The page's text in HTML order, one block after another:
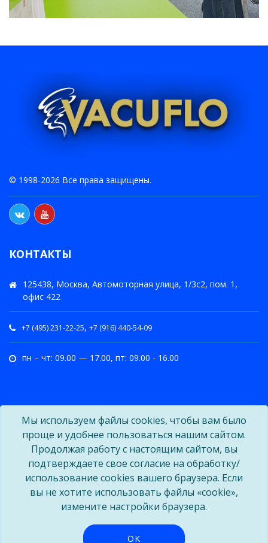
© 1998-2026 Все права защищены.
КОНТАКТЫ
125438, Москва, Автомоторная улица, 1/3с2, пом. 1,
офис 422
+7 (495) 231-22-25, +7 (916) 440-54-09
пн – чт: 09.00 — 17.00, пт: 09.00 - 16.00
Мы используем файлы cookies, чтобы вам было
проще и удобнее пользоваться нашим сайтом.
Продолжая работу с настоящим сайтом, вы
подтверждаете свое согласие на обработку/
использование cookies вашего браузера. Если
вы не хотите использовать файлы «cookie»,
измените настройки браузера.
OK